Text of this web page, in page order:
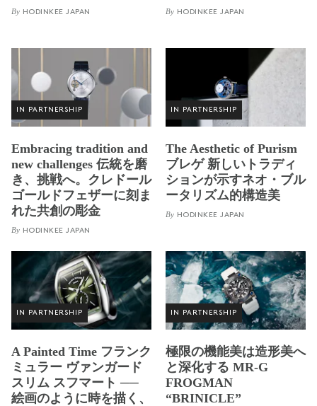
By HODINKEE JAPAN By HODINKEE JAPAN
IN PARTNERSHIP
Embracing tradition and
new challenges 伝統を磨
き、挑戦へ。クレドール
ゴールドフェザーに刻ま
れた共創の彫金
By HODINKEE JAPAN
IN PARTNERSHIP
The Aesthetic of Purism
ブレゲ 新しいトラディ
ションが示すネオ・ブル
ータリズム的構造美
By HODINKEE JAPAN
IN PARTNERSHIP
A Painted Time フランク
ミュラー ヴァンガード
スリム スフマート ──
絵画のように時を描く、
IN PARTNERSHIP
極限の機能美は造形美へ
と深化する MR-G
FROGMAN
“BRINICLE”